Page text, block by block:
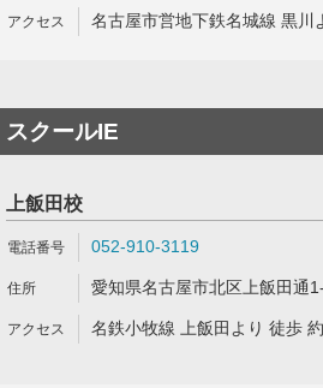
名古屋市営地下鉄名城線 黒川
スクールIE
上飯田校
052-910-3119
愛知県名古屋市北区上飯田通
名鉄小牧線 上飯田より 徒歩